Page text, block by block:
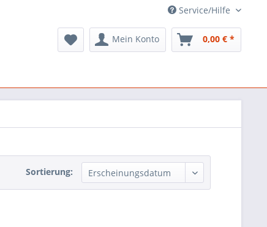
Service/Hilfe
Mein Konto 0,00 € *
Sortierung: